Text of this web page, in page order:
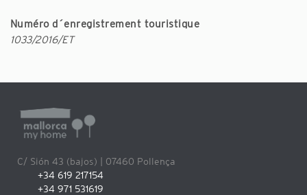
Numéro d´enregistrement touristique
1033/2016/ET
C/ Sión 43 (bajos) | 07460 Pollença
+34 619 217154
+34 971 531619